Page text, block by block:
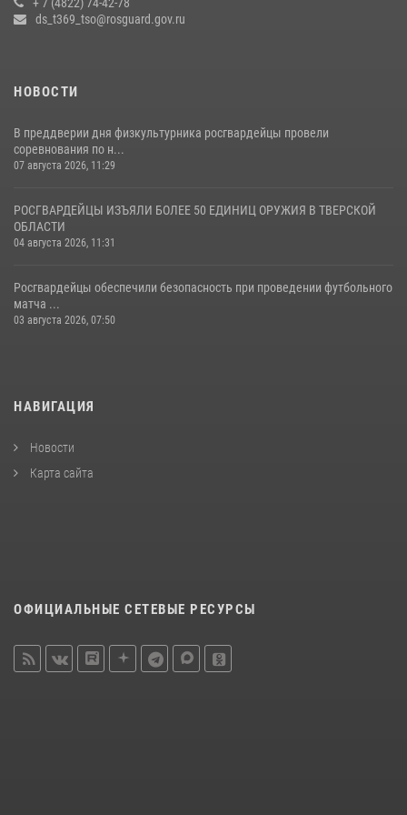
22 июля 2026, 08:35
ds_t369_tso@rosguard.gov.ru
НОВОСТИ
В преддверии дня физкультурника росгвардейцы провели
соревнования по н...
07 августа 2026, 11:29
РОСГВАРДЕЙЦЫ ИЗЪЯЛИ БОЛЕЕ 50 ЕДИНИЦ ОРУЖИЯ В ТВЕРСКОЙ
ОБЛАСТИ
04 августа 2026, 11:31
Росгвардейцы обеспечили безопасность при проведении футбольного
матча ...
03 августа 2026, 07:50
НАВИГАЦИЯ
Новости
Карта сайта
ОФИЦИАЛЬНЫЕ СЕТЕВЫЕ РЕСУРСЫ